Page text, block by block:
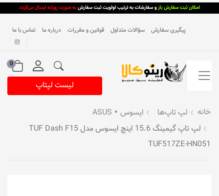
پیگیری سفارش سؤالات متداول قوانین و مقررات درباره ما تماس با ما
0
لیست لپتاپ
خانه لپ تاپ‌ها
ایسوس ‣ ASUS
لپ تاپ گیمینگ 15.6 اینچ ایسوس مدل TUF Dash F15
TUF517ZE-HN051